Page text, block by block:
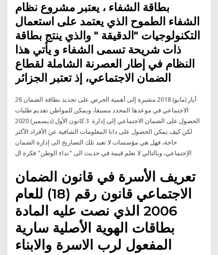
بطاقة الشفاء ، يعتبر مشروع نظام
الشفاء الطموح الذي يعتمد على استعمال
التكنولوجيات "الدقيقة " والذي ينتج بطاقة
ذات شريحة تسمى الشفاء و يأتي هذا
النظام في إطار العصرنة الشاملة لقطاع
الضمان الاجتماعي، إذ تعتبر الجزائر
26 أيار (مايو) 2018 مشيرة إلى أهمية الحرص على تجديد بطاقة الضمان
الاجتماعي في موعدها المحدد مسبقا، ويمكن للمواطن تقديم طلبات
الحصول على الضمان الاجتماعي إلى إدارة 3 كانون الأول (ديسمبر) 2020
لكن كيف يمكن الحصول على داتا المعلومات الشافية عن الأفراد الأكثر
حاجة، فهل هي مؤسسات لا تعيد تلك التصاريح الى إدارة الضمان
الإجتماعي، وبالتالي لا نعلم قيمة في حديث الى "نداء الوطن" فكرة ال
تعريف الأسرة في قانون الضمان
الاجتماعي قانون رقم (18) للعام
2006 الذي نصت عليه المادة
بطاقات الهوية الأصلية سارية
المفعول لرب الاسرة والابناء